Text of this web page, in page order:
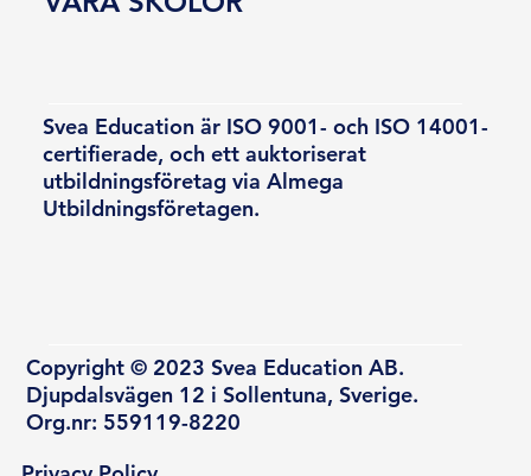
Svea Education är ISO 9001- och ISO 14001-
certifierade, och ett auktoriserat
utbildningsföretag via Almega
Utbildningsföretagen.
Copyright © 2023 Svea Education AB.
Djupdalsvägen 12 i Sollentuna, Sverige.
Org.nr: 559119-8220